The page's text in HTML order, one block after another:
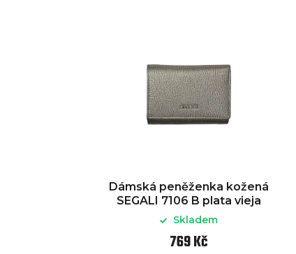
Dámská peněženka kožená
SEGALI 7106 B plata vieja
Skladem
769 Kč